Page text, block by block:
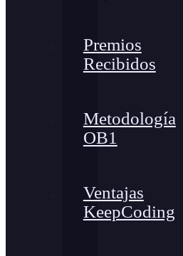
Premios
Recibidos
Metodología
OB1
Ventajas
KeepCoding